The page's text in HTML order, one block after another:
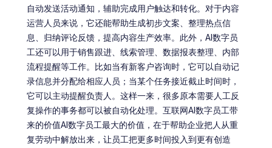
自动发送活动通知，辅助完成用户触达和转化。对于内容
运营人员来说，它还能帮助生成初步文案、整理热点信
息、归纳评论反馈，提高内容生产效率。此外，AI数字员
工还可以用于销售跟进、线索管理、数据报表整理、内部
流程提醒等工作。比如当有新客户咨询时，它可以自动记
录信息并分配给相应人员；当某个任务接近截止时间时，
它可以主动提醒负责人。这样一来，很多原本需要人工反
复操作的事务都可以被自动化处理。互联网AI数字员工带
来的价值AI数字员工最大的价值，在于帮助企业把人从重
复劳动中解放出来，让员工把更多时间投入到更有创造